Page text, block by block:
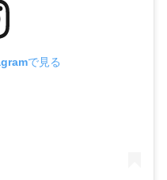
で見る